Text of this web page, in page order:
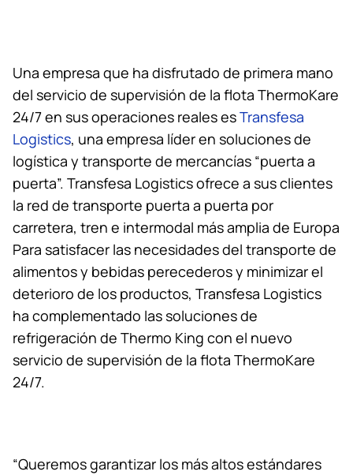
Una empresa que ha disfrutado de primera mano
del servicio de supervisión de la flota ThermoKare
24/7 en sus operaciones reales esTransfesa
Logistics, una empresa líder en soluciones de
logística y transporte de mercancías “puerta a
puerta”. Transfesa Logistics ofrece a sus clientes
la red de transporte puerta a puerta por
carretera, tren e intermodal más amplia de Europa
Para satisfacer las necesidades del transporte de
alimentos y bebidas perecederos y minimizar el
deterioro de los productos, Transfesa Logistics
ha complementado las soluciones de
refrigeración de Thermo King con el nuevo
servicio de supervisión de la flota ThermoKare
24/7.
“Queremos garantizar los más altos estándares